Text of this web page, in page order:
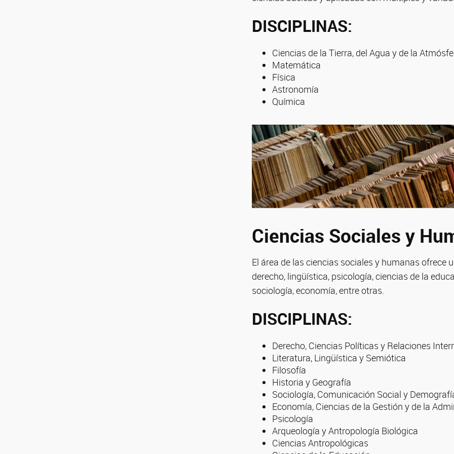
DISCIPLINAS:
Ciencias de la Tierra, del Agua y de la
Matemática
Física
Astronomía
Química
Ciencias Sociales y
El área de las ciencias sociales y humanas
derecho, lingüística, psicología, ciencias de la
sociología, economía, entre otras.
DISCIPLINAS:
Derecho, Ciencias Políticas y Relaciones
Literatura, Lingüística y Semiótica
Filosofía
Historia y Geografía
Sociología, Comunicación Social y
Economía, Ciencias de la Gestión y de la
Psicología
Arqueología y Antropología Biológica
Ciencias Antropológicas